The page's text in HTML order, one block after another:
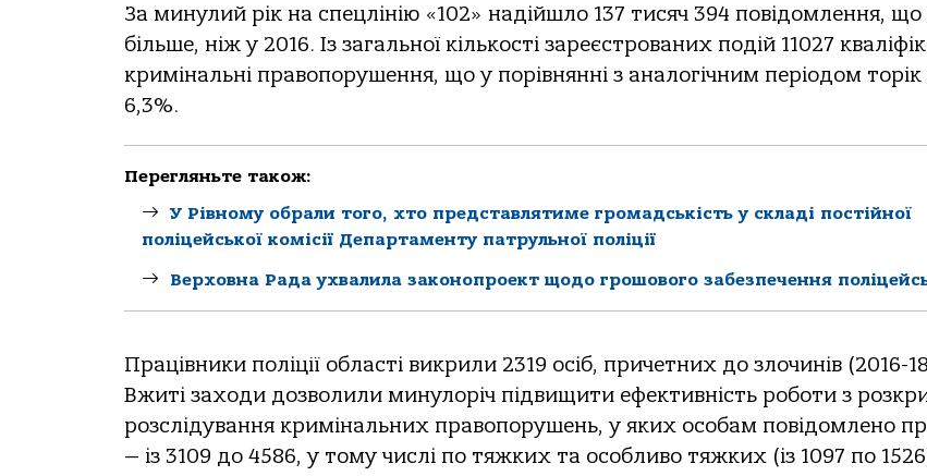
За минулий рік на спецлінію «102» надійшло 137 тисяч 394 повідомлення, що
більше, ніж у 2016. Із загальної кількості зареєстрованих подій 11027
кримінальні правопорушення, що у порівнянні з аналогічним періодом
6,3%.
Перегляньте також:
У Рівному обрали того, хто представлятиме громадськість у складі постійної
поліцейської комісії Департаменту патрульної поліції
Верховна Рада ухвалила законопроект щодо грошового забезпечення
Працівники поліції області викрили 2319 осіб, причетних до злочинів (2016-
Вжиті заходи дозволили минулоріч підвищити ефективність роботи з
розслідування кримінальних правопорушень, у яких особам повідомлено
— із 3109 до 4586, у тому числі по тяжких та особливо тяжких (із 1097 по